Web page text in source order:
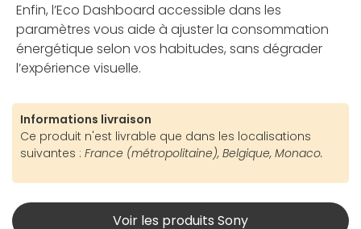
Enfin, l’Eco Dashboard accessible dans les
paramètres vous aide à ajuster la consommation
énergétique selon vos habitudes, sans dégrader
l’expérience visuelle.
Informations livraison
Ce produit n'est livrable que dans les localisations
suivantes : France (métropolitaine), Belgique, Monaco.
Voir les produits Sony